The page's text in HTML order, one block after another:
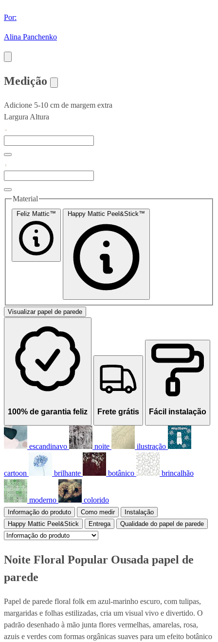
Por:
Alina Panchenko
Medição
Adicione 5-10 cm de margem extra
Largura Altura
Material
Feliz Mattic™ Happy Mattic Peel&Stick™
Visualizar papel de parede
100% de garantia feliz Frete grátis Fácil instalação
escandinavo noite ilustração
cartoon brilhante botânico brincalhão
moderno colorido
Informação do produto Como medir
Instalação
Happy Mattic Peel&Stick
Entrega Qualidade do papel de parede
Noite Floral Popular Ousada papel de
parede
Papel de parede floral folk em azul-marinho escuro, com tulipas,
margaridas e folhas estilizadas, cria um visual vivo e divertido. O
padrão desenhado à mão junta flores vermelhas, amarelas, rosa,
azuis e verdes com formas orgânicas suaves para um efeito botânico